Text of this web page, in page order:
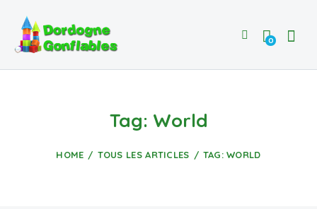
0
Tag: World
HOME TOUS LES ARTICLES TAG: WORLD